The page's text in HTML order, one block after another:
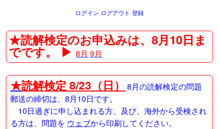
ログイン ログアウト 登録
★読解検定のお申込みは、8月10日ま
でです。 ▶8月 9月
★読解検定 8/23（日）
8月の読解検定の問題
郵送の締切は、8月10日です。
10日過ぎに申し込まれる方、及び、海外から受検され
る方は、問題を ウェブから印刷してください。